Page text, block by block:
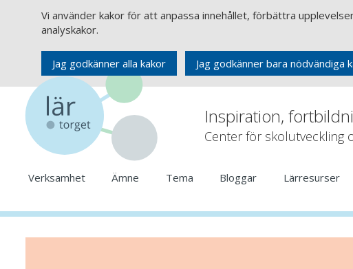
Vi använder kakor för att anpassa innehållet, förbättra
analyskakor.
Jag godkänner alla kakor Jag godkänner bara nödvändiga
Inspiration,
Center för skolutveckling
Verksamhet Ämne Tema Bloggar Lärresurser